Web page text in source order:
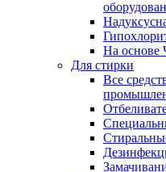
На основе
Для стирки
Все